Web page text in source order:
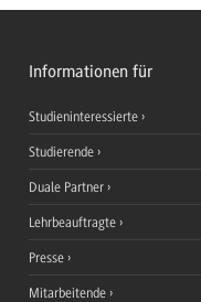
Informationen für
Studieninteressierte
Studierende
Duale Partner
Lehrbeauftragte
Presse
Mitarbeitende